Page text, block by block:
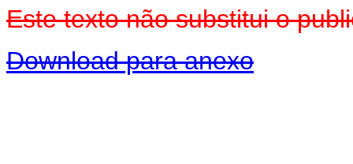
Este texto não substitui o
Download para anexo